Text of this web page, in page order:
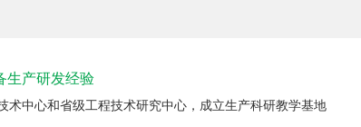
生产研发经验
术中心和省级工程技术研究中心，成立生产科研教学基地